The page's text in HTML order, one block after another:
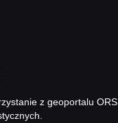
z geoportalu